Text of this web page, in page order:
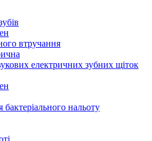
втручання
електричних зубних щіток
нальоту